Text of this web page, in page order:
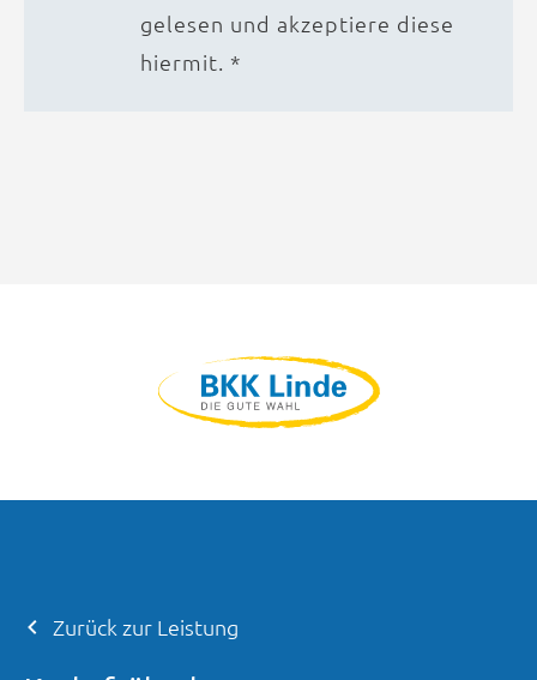
gelesen und akzeptiere diese
hiermit. *
Zurück zur Leistung